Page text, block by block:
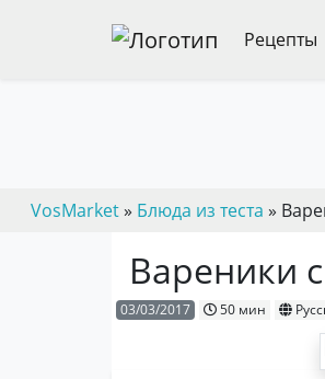
Рецепты
VosMarket» Блюда из теста »
Вареники
03/03/2017 50 мин